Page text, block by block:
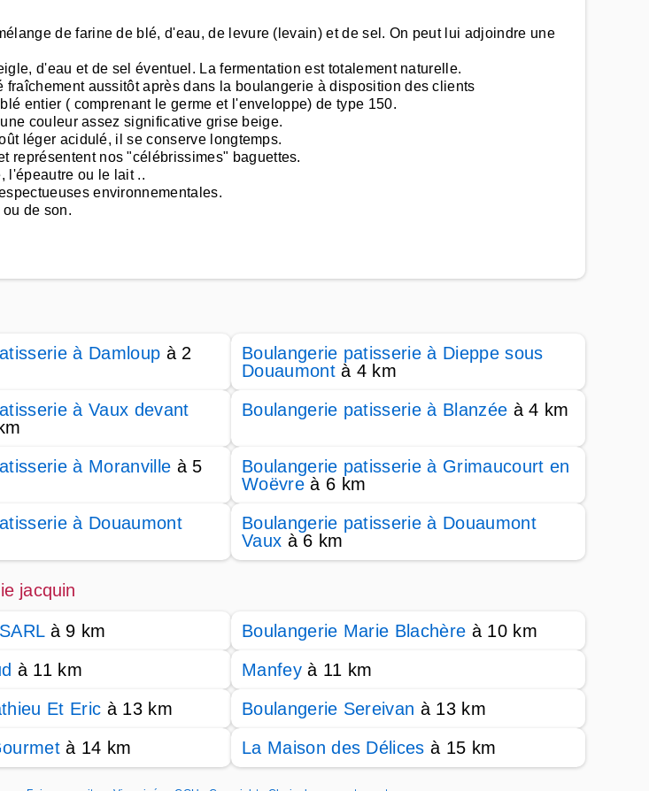
de farine de blé, d'eau, de levure (levain) et de sel. On peut lui adjoindre une
d'eau et de sel éventuel. La fermentation est totalement naturelle.
aussitôt après dans la boulangerie à disposition des clients
entier ( comprenant le germe et l'enveloppe) de type 150.
couleur assez significative grise beige.
léger acidulé, il se conserve longtemps.
représentent nos "célébrissimes" baguettes.
l'épeautre ou le lait ..
environnementales.
de son.
à Damloup à 2
Boulangerie patisserie à Dieppe sous
Douaumontà 4 km
à Vaux devant
Boulangerie patisserie à Blanzée à 4 km
à Moranville à 5
Boulangerie patisserie à Grimaucourt en
Woëvreà 6 km
à Douaumont
Boulangerie patisserie à Douaumont
Vaux à 6 km
jacquin
à 9 km Boulangerie Marie Blachère à 10 km
à 11 km Manfeyà 11 km
Et Eric à 13 km Boulangerie Sereivan à 13 km
à 14 km La Maison des Délices à 15 km